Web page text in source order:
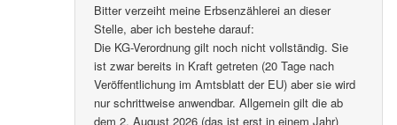
Bitter verzeiht meine Erbsenzählerei an dieser
Stelle, aber ich bestehe darauf:
Die KG-Verordnung gilt noch nicht vollständig. Sie
ist zwar bereits in Kraft getreten (20 Tage nach
Veröffentlichung im Amtsblatt der EU) aber sie wird
nur schrittweise anwendbar. Allgemein gilt die ab
dem 2. August 2026 (das ist erst in einem Jahr)